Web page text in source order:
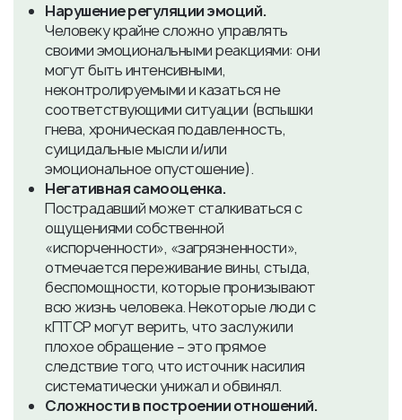
Нарушение регуляции эмоций.
Человеку крайне сложно управлять
своими эмоциональными реакциями: они
могут быть интенсивными,
неконтролируемыми и казаться не
соответствующими ситуации (вспышки
гнева, хроническая подавленность,
суицидальные мысли и/или
эмоциональное опустошение).
Негативная самооценка.
Пострадавший может сталкиваться с
ощущениями собственной
«испорченности», «загрязненности»,
отмечается переживание вины, стыда,
беспомощности, которые пронизывают
всю жизнь человека. Некоторые люди с
кПТСР могут верить, что заслужили
плохое обращение – это прямое
следствие того, что источник насилия
систематически унижал и обвинял.
Сложности в построении отношений.